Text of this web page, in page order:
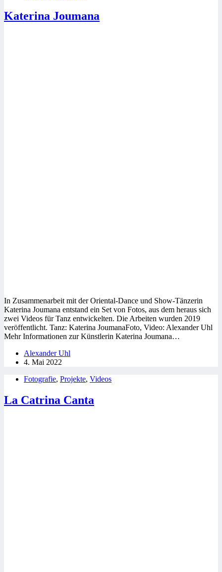
Katerina Joumana
In Zusammenarbeit mit der Oriental-Dance und Show-Tänzerin
Katerina Joumana entstand ein Set von Fotos, aus dem heraus sich
zwei Videos für Tanz entwickelten. Die Arbeiten wurden 2019
veröffentlicht. Tanz: Katerina JoumanaFoto, Video: Alexander Uhl
Mehr Informationen zur Künstlerin Katerina Joumana…
Alexander Uhl
4. Mai 2022
Fotografie, Projekte, Videos
La Catrina Canta